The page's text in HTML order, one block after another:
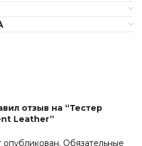
отзыв на “Тестер
Leather”
Обязательные